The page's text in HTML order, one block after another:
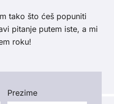
tako što ćeš popuniti
pitanje putem iste, a mi
roku!
Prezime
empty.